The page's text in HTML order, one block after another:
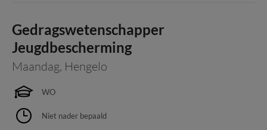
Gedragswetenschapper
Jeugdbescherming
Maandag, Hengelo
WO
Niet nader bepaald